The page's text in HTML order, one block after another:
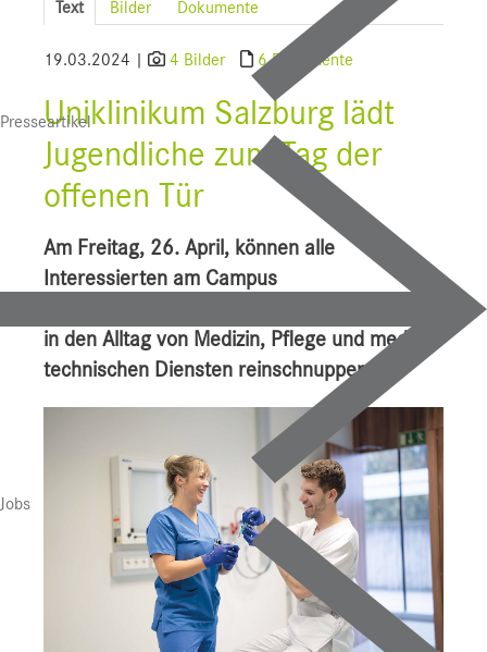
Presseartikel
Jobs
UI f. Sportmedizin
Presse
Pressebilder
Pressekontakt
Text Bilder Dokumente
19.03.2024 | 4 Bilder 6 Dokumente
Uniklinikum Salzburg lädt
Jugendliche zum Tag der
offenen Tür
Am Freitag, 26. April, können alle
Interessierten am Campus
in den Alltag von Medizin, Pflege und medizin-
technischen Diensten reinschnuppern